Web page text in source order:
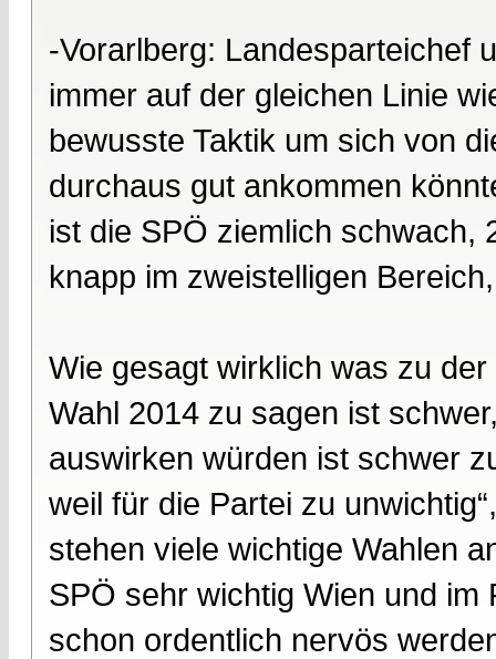
-Vorarlberg: Landesparteichef
immer auf der gleichen Linie
bewusste Taktik um sich von
durchaus gut ankommen
ist die SPÖ ziemlich schwach,
knapp im zweistelligen
Wie gesagt wirklich was zu
Wahl 2014 zu sagen ist
auswirken würden ist schwer
weil für die Partei zu
stehen viele wichtige Wahlen
SPÖ sehr wichtig Wien und
schon ordentlich nervös